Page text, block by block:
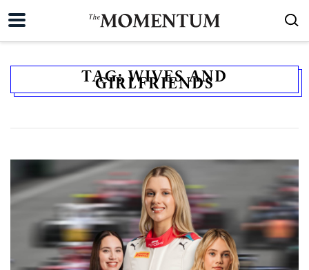
TAG:WIVES AND
GIRLFRIENDS